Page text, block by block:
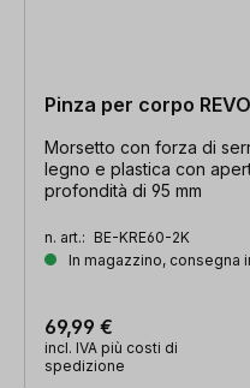
Pinza per corpo
Morsetto con forza di
legno e plastica con
profondità di 95 mm
n. art.: BE-KRE60-2K
In magazzino, consegna
69,99 €
incl. IVA più costi di
spedizione